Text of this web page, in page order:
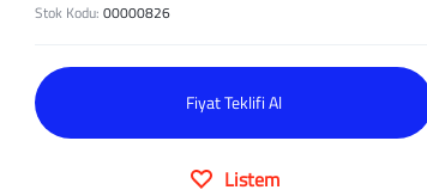
Stok Kodu:00000826
Fiyat Teklifi Al
Listem